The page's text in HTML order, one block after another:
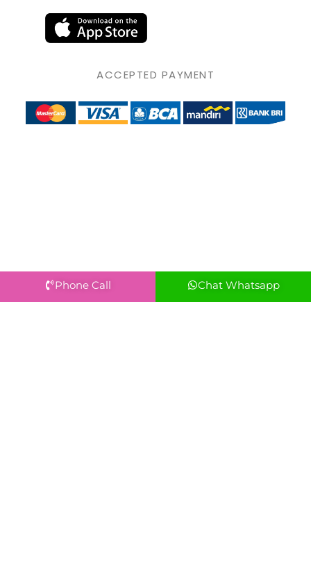
ACCEPTED PAYMENT
Phone Call Chat Whatsapp